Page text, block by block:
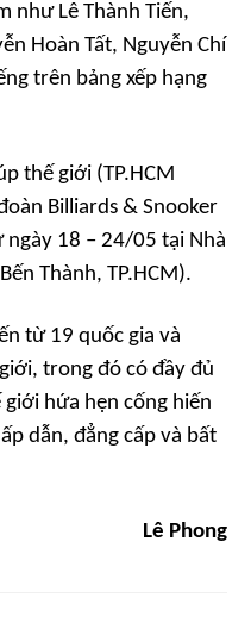
như Lê Thành Tiến,
Hoàn Tất, Nguyễn Chí
trên bảng xếp hạng
thế giới (TP.HCM
Billiards & Snooker
ngày 18 – 24/05 tại Nhà
Thành, TP.HCM).
từ 19 quốc gia và
trong đó có đầy đủ
hứa hẹn cống hiến
dẫn, đẳng cấp và bất
Lê Phong